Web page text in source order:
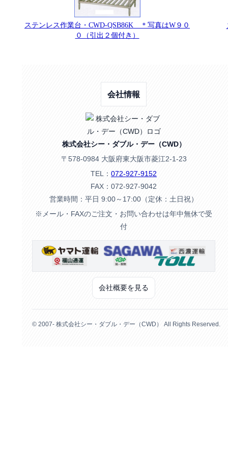
ステンレス作業台・CWD-QSB86K ＊写真はW９０
０（引出２個付き）
会社情報
株式会社シー・ダブル・デー（CWD）
〒578-0984 大阪府東大阪市菱江2-1-23
TEL： 072-927-9152
FAX：072-927-9042
営業時間：平日 9:00～17:00（定休：土日祝）
※メール・FAXのご注文・お問い合わせは年中無休で受
付
会社概要を見る
© 2007- 株式会社シー・ダブル・デー（CWD） All Rights Reserved.